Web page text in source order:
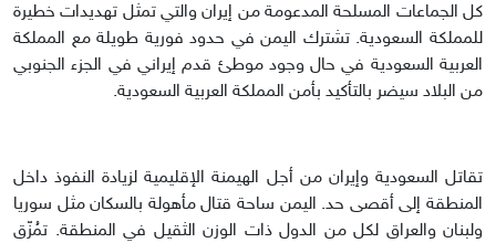
كل الجماعات المسلحة المدعومة من إيران والتي تمثل تهديدات خطيرة
للمملكة السعودية. تشترك اليمن في حدود فورية طويلة مع المملكة
العربية السعودية في حال وجود موطئ قدم إيراني في الجزء الجنوبي
من البلاد سيضر بالتأكيد بأمن المملكة العربية السعودية.
تقاتل السعودية وإيران من أجل الهيمنة الإقليمية لزيادة النفوذ داخل
المنطقة إلى أقصى حد. اليمن ساحة قتال مأهولة بالسكان مثل سوريا
ولبنان والعراق لكل من الدول ذات الوزن الثقيل في المنطقة. تمُزّق